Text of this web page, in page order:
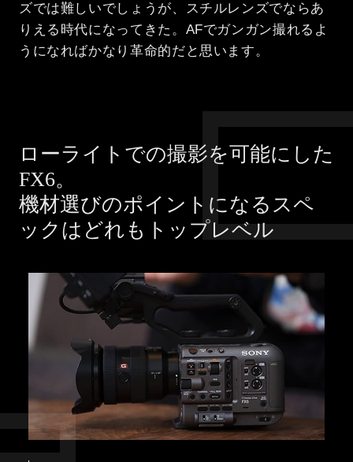
ズでは難しいでしょうが、スチルレンズでならあ
りえる時代になってきた。AFでガンガン撮れるよ
うになればかなり革命的だと思います。
ローライトでの撮影を可能にした
FX6。
機材選びのポイントになるスペ
ックはどれもトップレベル